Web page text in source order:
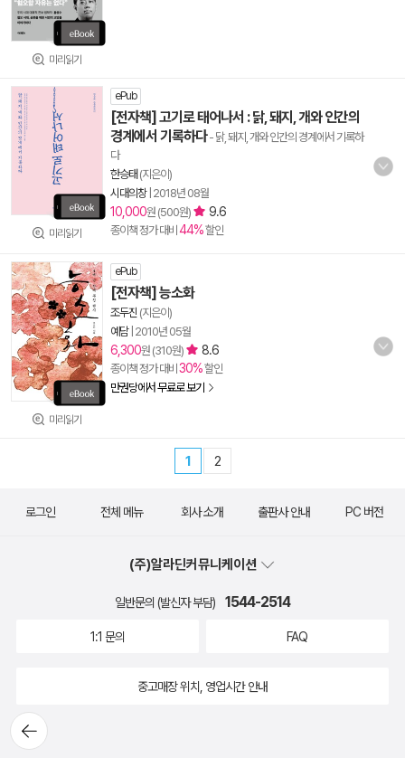
미리읽기
미리읽기
ePub
[전자책] 고기로 태어나서 : 닭, 돼지, 개와 인간의
경계에서 기록하다- 닭, 돼지, 개와 인간의 경계에서 기록하
다
한승태 (지은이)
시대의창| 2018년 08월
10,000원 (500원) 9.6
종이책 정가 대비 44%할인
미리읽기
ePub
[전자책] 능소화
조두진 (지은이)
예담| 2010년 05월
6,300원 (310원) 8.6
종이책 정가 대비 30%할인
만권당에서 무료로 보기
1 2
뒤로가
기
로그인 전체 메뉴 회사 소개 출판사 안내 PC 버전
(주)알라딘커뮤니케이션
일반문의 (발신자 부담) 1544-2514
1:1 문의 FAQ
중고매장 위치, 영업시간 안내